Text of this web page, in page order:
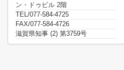
ン・ドゥビル 2階
TEL/077-584-4725
FAX/077-584-4726
滋賀県知事 (2) 第3759号